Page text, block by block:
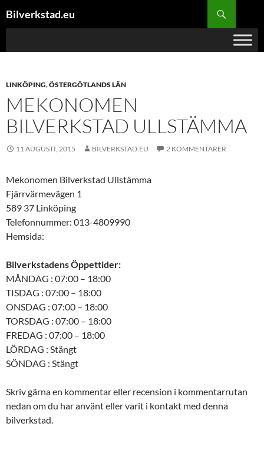
tillBilverkstad.eu
LINKÖPING,ÖSTERGÖTLANDS LÄN
MEKONOMEN
BILVERKSTAD ULLSTÄMMA
11 AUGUSTI, 2015 BILVERKSTAD.EU 2 KOMMENTARER
Mekonomen Bilverkstad Ullstämma
Fjärrvärmevägen 1
589 37 Linköping
Telefonnummer: 013-4809990
Hemsida:
Bilverkstadens Öppettider:
MÅNDAG : 07:00 – 18:00
TISDAG : 07:00 – 18:00
ONSDAG : 07:00 – 18:00
TORSDAG : 07:00 – 18:00
FREDAG : 07:00 – 18:00
LÖRDAG : Stängt
SÖNDAG : Stängt
Skriv gärna en kommentar eller recension i kommentarrutan
nedan om du har använt eller varit i kontakt med denna
bilverkstad.